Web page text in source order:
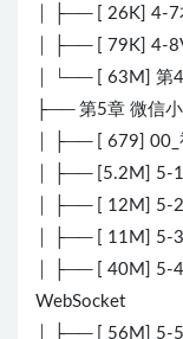
│ ├── [ 26K] 4-7
│ ├── [ 79K] 4-
│ └── [ 63M] 第4
├── 第5章 微信
│ ├── [ 679] 00_
│ ├── [5.2M] 5-
│ ├── [ 12M] 5-
│ ├── [ 11M] 5-
│ ├── [ 40M] 5-
WebSocket
│ ├── [ 56M] 5-